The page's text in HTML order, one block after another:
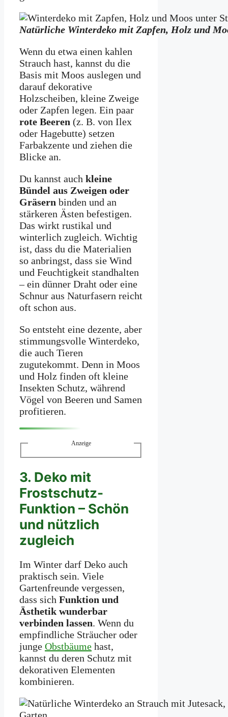
Natürliche Winterdeko mit Zapfen, Holz und
Wenn du etwa einen kahlen
Strauch hast, kannst du die
Basis mit Moos auslegen und
darauf dekorative
Holzscheiben, kleine Zweige
oder Zapfen legen. Ein paar
rote Beeren (z. B. von Ilex
oder Hagebutte) setzen
Farbakzente und ziehen die
Blicke an.
Du kannst auch kleine
Bündel aus Zweigen oder
Gräsern binden und an
stärkeren Ästen befestigen.
Das wirkt rustikal und
winterlich zugleich. Wichtig
ist, dass du die Materialien
so anbringst, dass sie Wind
und Feuchtigkeit standhalten
– ein dünner Draht oder eine
Schnur aus Naturfasern reicht
oft schon aus.
So entsteht eine dezente, aber
stimmungsvolle Winterdeko,
die auch Tieren
zugutekommt. Denn in Moos
und Holz finden oft kleine
Insekten Schutz, während
Vögel von Beeren und Samen
profitieren.
Anzeige
3. Deko mit
Frostschutz-
Funktion – Schön
und nützlich
zugleich
Im Winter darf Deko auch
praktisch sein. Viele
Gartenfreunde vergessen,
dass sich Funktion und
Ästhetik wunderbar
verbinden lassen. Wenn du
empfindliche Sträucher oder
junge Obstbäume hast,
kannst du deren Schutz mit
dekorativen Elementen
kombinieren.